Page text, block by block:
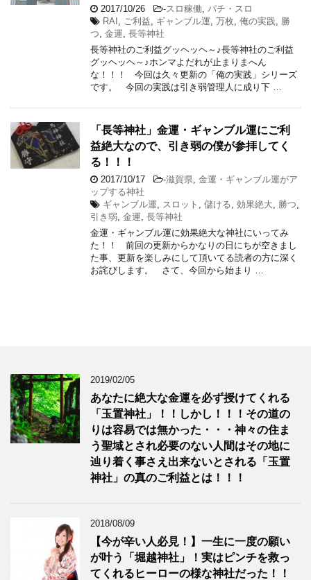
2017/10/26 -スロ稼働
パチ・スロ
RAI
ご利益 ギャンブル運 万枚 俺の実践
勝
つ 金運 長等神社
長等神社のご利益グッヘッヘ～♪長等神社のご利益
グッヘッヘ～♪ホンマよだれが止まりまへん
な！！！ 今回は久々更新の「俺の実践」シリーズ
です。 今回の実践は引き弱管理人に成り下 …
「長等神社」金運・ギャンブル運にご利
益絶大なので、引き弱の僕が参拝してく
る！！！
2017/10/17 -滋賀県 金運・ギャンブル運がア
ップする神社
ギャンブル運
スロット 儲ける 効果絶大 勝つ
引き弱 金運 長等神社
金運・ギャンブル運に効果絶大な神社にいってみ
た！！ 前回の更新からかなりの日にちが空きまし
た事、更新を楽しみにして頂いてる読者の方に深く
お詫びします。 さて、今回から始まり …
2019/02/05
あなたに絶大な金運を必ず授けてくれる
「玉置神社」！！しかし！！！その道の
りは容易では無かった・・・神々の住ま
う聖域とされ必要のない人間はその地に
辿り着く事さえ出来ないとされる「玉置
神社」の真のご利益とは！！！
2018/08/09
【今が辛い人必見！】一生に一度の願い
が叶う「堀越神社」！実はピンチを救っ
てくれるヒーローの様な神社だった！！